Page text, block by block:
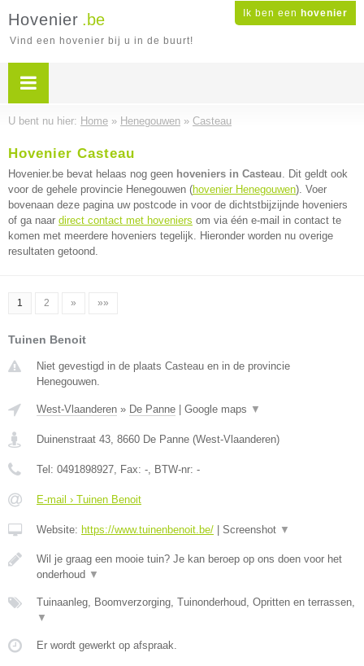
Ik ben een hovenier
Hovenier .be
Vind een hovenier bij u in de buurt!
U bent nu hier: Home » Henegouwen » Casteau
Hovenier Casteau
Hovenier.be bevat helaas nog geen hoveniers in Casteau. Dit geldt ook
voor de gehele provincie Henegouwen (hovenier Henegouwen). Voer
bovenaan deze pagina uw postcode in voor de dichtstbijzijnde hoveniers
of ga naar direct contact met hoveniers om via één e-mail in contact te
komen met meerdere hoveniers tegelijk. Hieronder worden nu overige
resultaten getoond.
1 2 » »»
Tuinen Benoit
Niet gevestigd in de plaats Casteau en in de provincie
Henegouwen.
West-Vlaanderen » De Panne Google maps ▼
Duinenstraat 43, 8660 De Panne (West-Vlaanderen)
Tel: 0491898927, Fax: -, BTW-nr: -
E-mail › Tuinen Benoit
Website: https://www.tuinenbenoit.be/ Screenshot ▼
Wil je graag een mooie tuin? Je kan beroep op ons doen voor het
onderhoud ▼
Tuinaanleg, Boomverzorging, Tuinonderhoud, Opritten en terrassen,
▼
Er wordt gewerkt op afspraak.